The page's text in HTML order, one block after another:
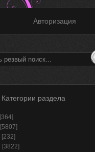
Авторизация
Категории раздела
[364]
[5807]
[232]
[3822]